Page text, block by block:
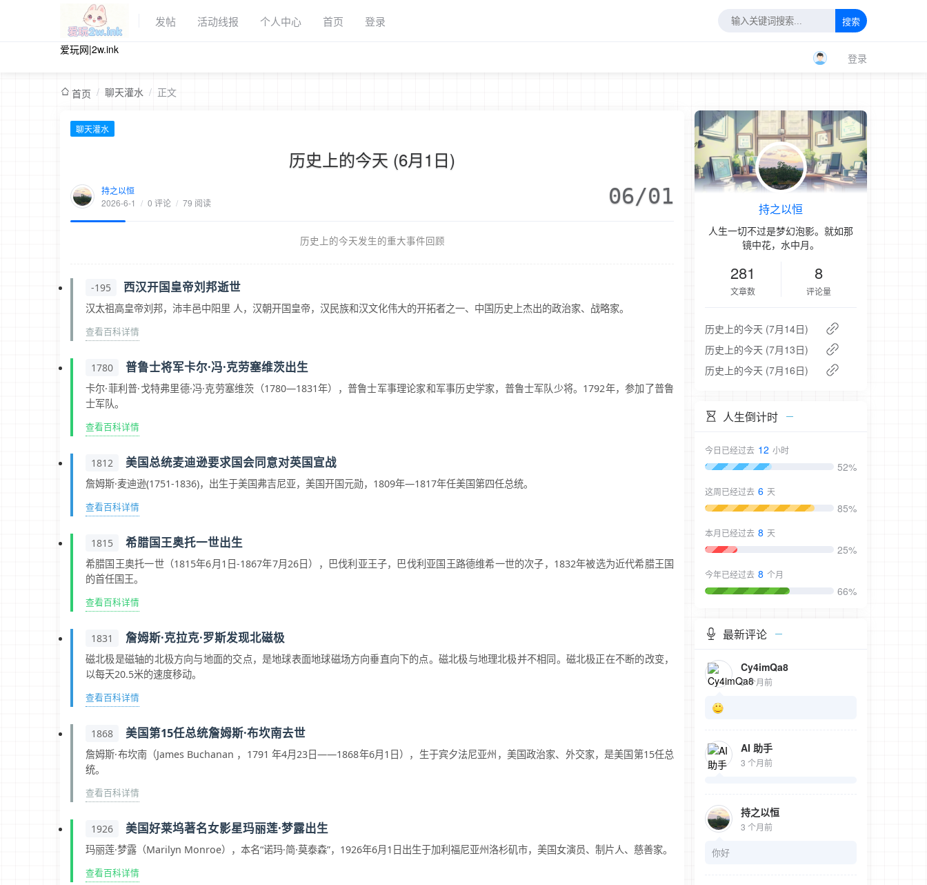
发帖 活动线报 个人中心 首页 登录 搜索
爱玩网|2w.ink
登录
首页 / 聊天灌水 / 正文
聊天灌水
历史上的今天 (6月1日)
持之以恒
2026-6-1 / 0 评论 / 79 阅读 06/01
历史上的今天发生的重大事件回顾
-195 西汉开国皇帝刘邦逝世
汉太祖高皇帝刘邦，沛丰邑中阳里 人，汉朝开国皇帝，汉民族和汉文化伟大的开拓者之一、中国历史上杰出的政治家、战略家。
查看百科详情
1780 普鲁士将军卡尔·冯·克劳塞维茨出生
卡尔·菲利普·戈特弗里德·冯·克劳塞维茨（1780—1831年），普鲁士军事理论家和军事历史学家，普鲁士军队少将。1792年，参加了普鲁
士军队。
查看百科详情
1812 美国总统麦迪逊要求国会同意对英国宣战
詹姆斯·麦迪逊(1751-1836)，出生于美国弗吉尼亚，美国开国元勋，1809年—1817年任美国第四任总统。
查看百科详情
1815 希腊国王奥托一世出生
希腊国王奥托一世（1815年6月1日-1867年7月26日），巴伐利亚王子，巴伐利亚国王路德维希一世的次子，1832年被选为近代希腊王国
的首任国王。
查看百科详情
1831 詹姆斯·克拉克·罗斯发现北磁极
磁北极是磁轴的北极方向与地面的交点，是地球表面地球磁场方向垂直向下的点。磁北极与地理北极并不相同。磁北极正在不断的改变，
以每天20.5米的速度移动。
查看百科详情
1868 美国第15任总统詹姆斯·布坎南去世
詹姆斯·布坎南（James Buchanan ，1791 年4月23日——1868年6月1日），生于宾夕法尼亚州，美国政治家、外交家，是美国第15任总
统。
查看百科详情
1926 美国好莱坞著名女影星玛丽莲·梦露出生
玛丽莲·梦露（Marilyn Monroe），本名“诺玛·简·莫泰森”，1926年6月1日出生于加利福尼亚州洛杉矶市，美国女演员、制片人、慈善家。
查看百科详情
持之以恒
人生一切不过是梦幻泡影。就如那
镜中花，水中月。
281
文章数
8
评论量
历史上的今天 (7月14日)
历史上的今天 (7月13日)
历史上的今天 (7月16日)
人生倒计时
今日已经过去 12 小时
52%
这周已经过去 6 天
85%
本月已经过去 8 天
25%
今年已经过去 8 个月
66%
最新评论
Cy4imQa8
3 个月前
AI 助手
3 个月前
持之以恒
3 个月前
你好